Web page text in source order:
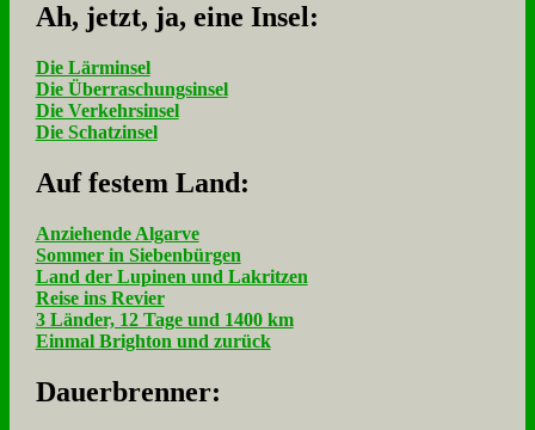
Ah, jetzt, ja, ei­ne In­sel:
Die Lärminsel
Die Überraschungsinsel
Die Verkehrsinsel
Die Schatzinsel
Auf fe­stem Land:
Anziehende Algarve
Sommer in Siebenbürgen
Land der Lupinen und Lakritzen
Reise ins Revier
3 Länder, 12 Tage und 1400 km
Einmal Brighton und zurück
Dau­er­bren­ner: